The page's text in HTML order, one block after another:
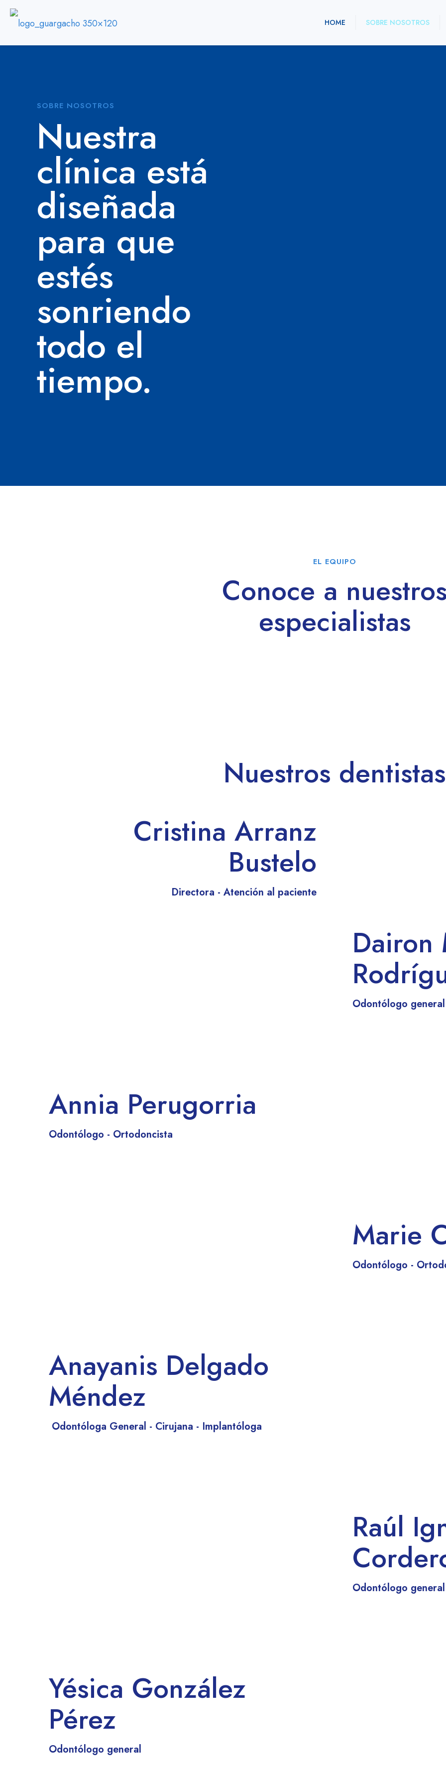
HOME SOBRE NOSOTROS
SOBRE NOSOTROS
Nuestra
clínica está
diseñada
para que
estés
sonriendo
todo el
tiempo.
EL EQUIPO
Conoce a
especialistas
Nuestros dentistas
Cristina Arranz
Bustelo
Directora - Atención al paciente
Dairon
Odontólogo
Annia Perugorria
Odontólogo - Ortodoncista
Marie
Odontólogo -
Anayanis Delgado
Méndez
Odontóloga General - Cirujana - Implantóloga
Raúl
Odontólogo general
Yésica González
Pérez
Odontólogo general